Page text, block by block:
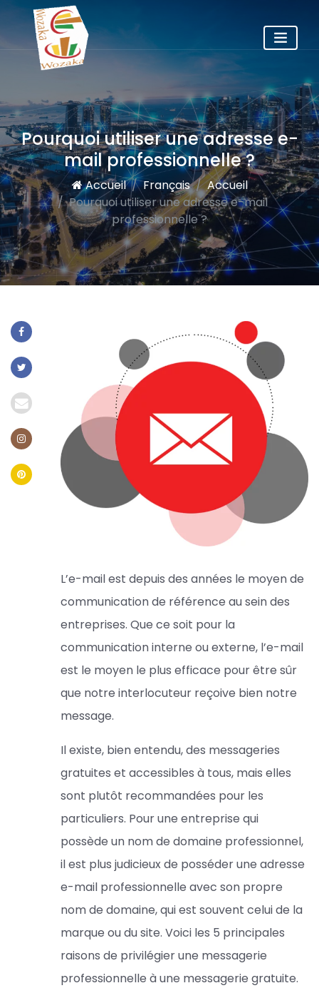
Pourquoi utiliser une adresse e-
mail professionnelle ?
Accueil Français
Accueil
Pourquoi utiliser une adresse e-mail
professionnelle ?
L’e-mail est depuis des années le moyen de
communication de référence au sein des
entreprises. Que ce soit pour la
communication interne ou externe, l’e-mail
est le moyen le plus efficace pour être sûr
que notre interlocuteur reçoive bien notre
message.
Il existe, bien entendu, des messageries
gratuites et accessibles à tous, mais elles
sont plutôt recommandées pour les
particuliers. Pour une entreprise qui
possède un nom de domaine professionnel,
il est plus judicieux de posséder une adresse
e-mail professionnelle avec son propre
nom de domaine, qui est souvent celui de la
marque ou du site. Voici les 5 principales
raisons de privilégier une messagerie
professionnelle à une messagerie gratuite.